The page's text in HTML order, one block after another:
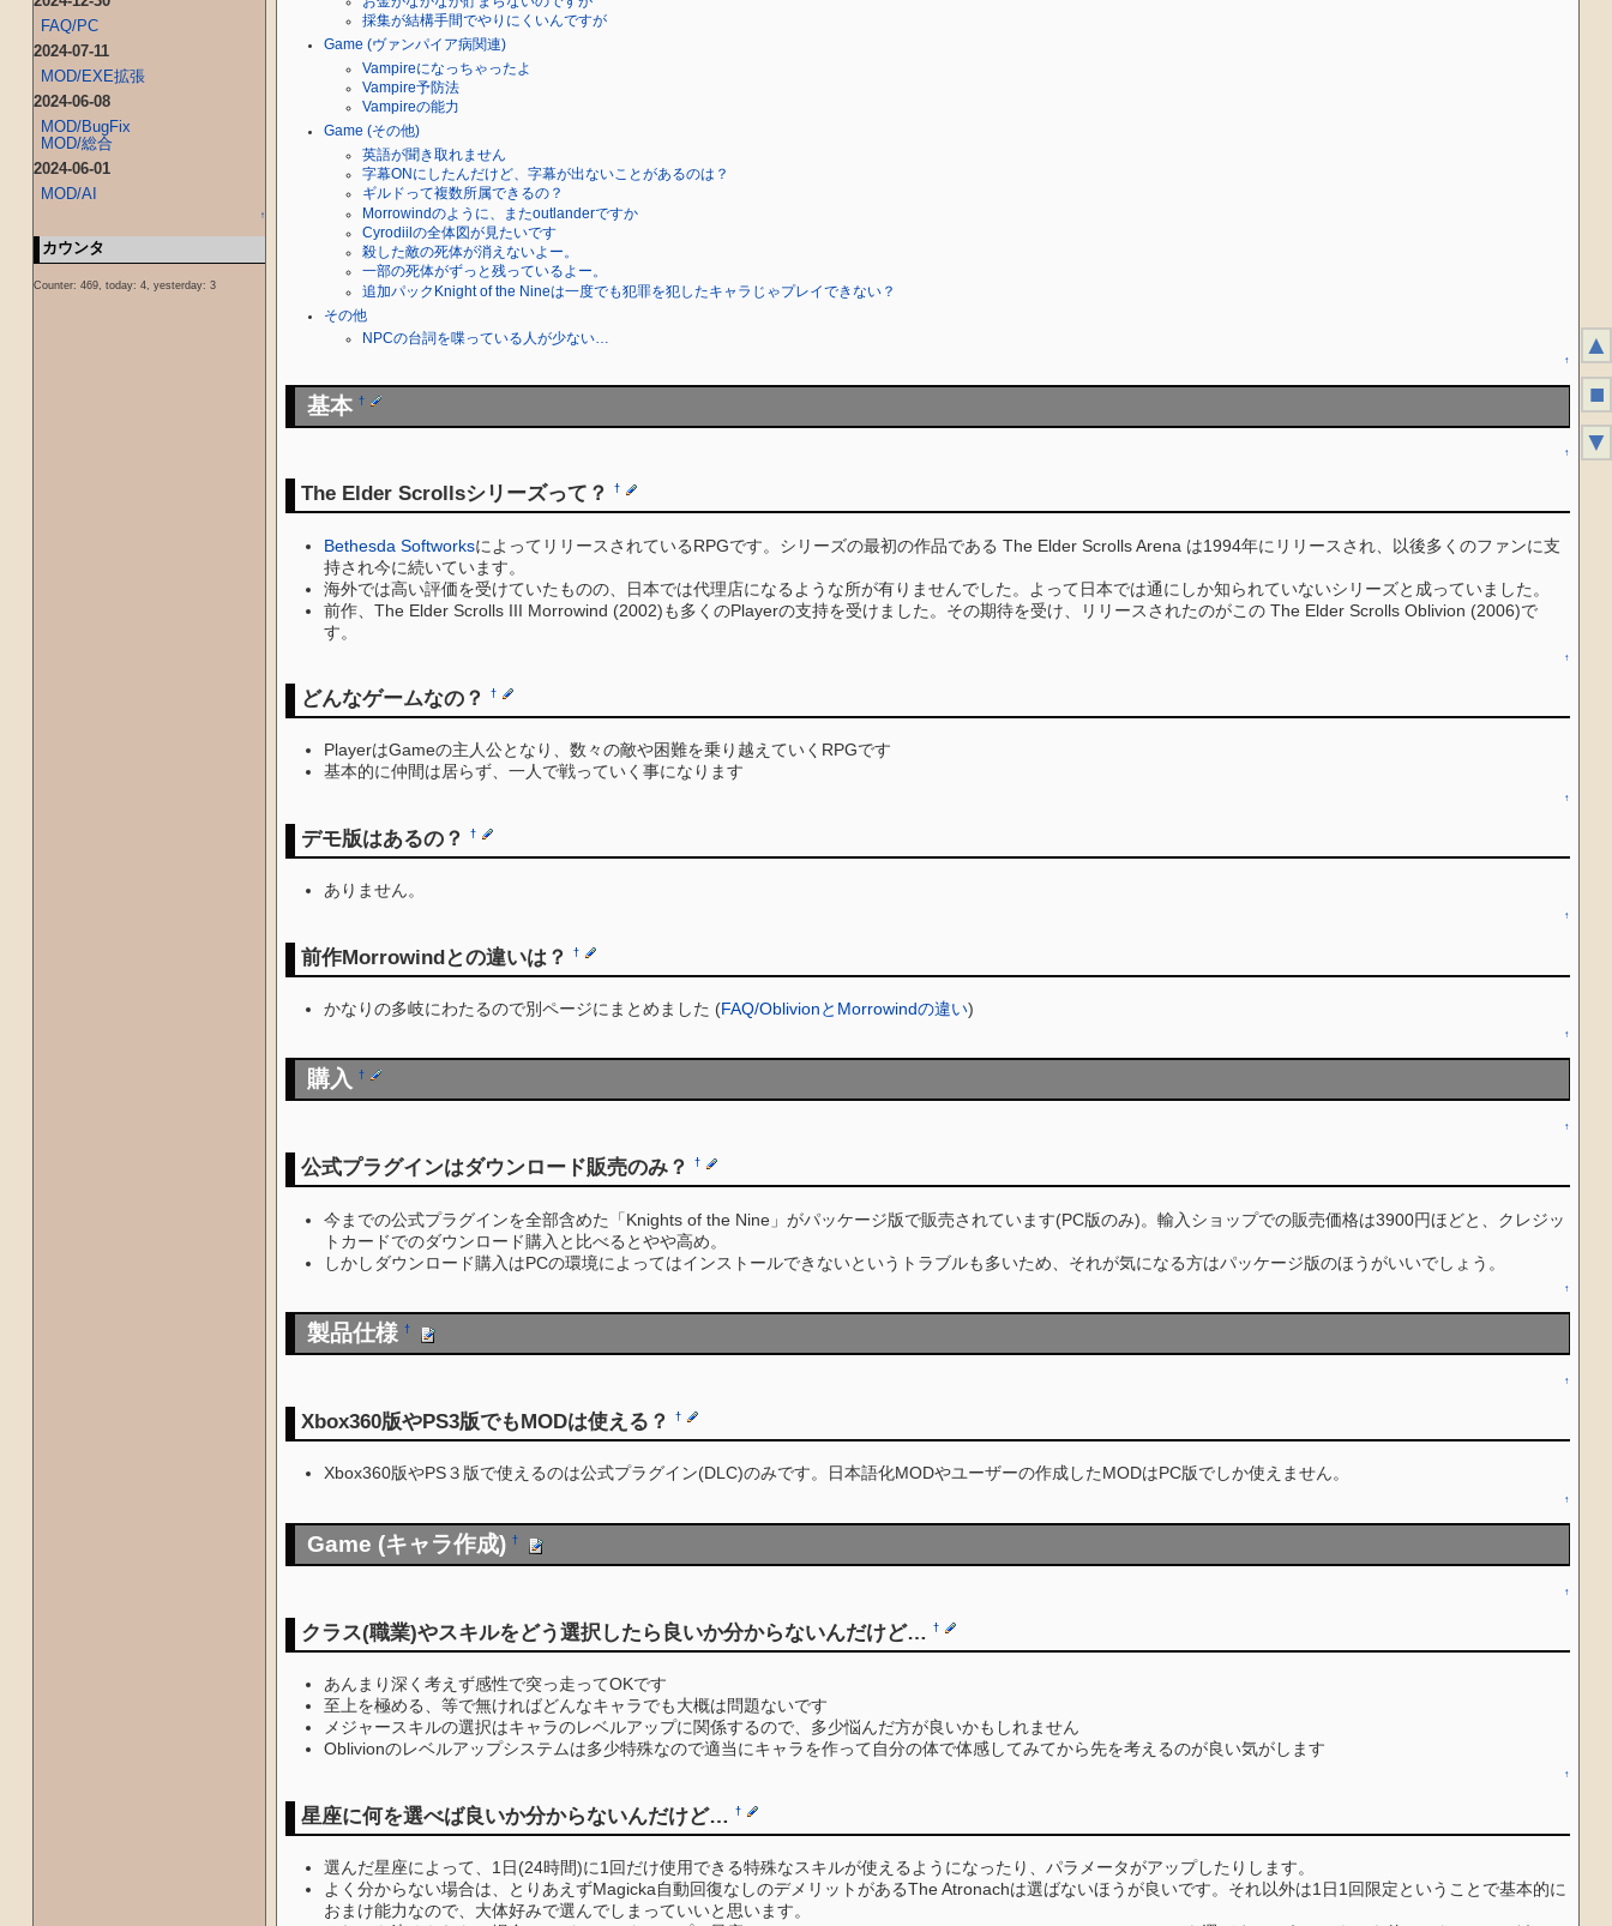
採集が結構手間でやりにくいんですが
Game (ヴァンパイア病関連)
Vampireになっちゃったよ
Vampire予防法
Vampireの能力
Game (その他)
英語が聞き取れません
字幕ONにしたんだけど、字幕が出ないことがあるのは？
ギルドって複数所属できるの？
Morrowindのように、またoutlanderですか
Cyrodiilの全体図が見たいです
殺した敵の死体が消えないよー。
一部の死体がずっと残っているよー。
追加パックKnight of the Nineは一度でも犯罪を犯したキャラじゃプレイできない？
その他
NPCの台詞を喋っている人が少ない…
↑
基本 †
↑
The Elder Scrollsシリーズって？ †
Bethesda SoftworksによってリリースされているRPGです。シリーズの最初の作品である The Elder Scrolls Arena は1994年にリリースされ、以後多くのファンに支
持され今に続いています。
海外では高い評価を受けていたものの、日本では代理店になるような所が有りませんでした。よって日本では通にしか知られていないシリーズと成っていました。
前作、The Elder Scrolls III Morrowind (2002)も多くのPlayerの支持を受けました。その期待を受け、リリースされたのがこの The Elder Scrolls Oblivion (2006)で
す。
↑
どんなゲームなの？ †
PlayerはGameの主人公となり、数々の敵や困難を乗り越えていくRPGです
基本的に仲間は居らず、一人で戦っていく事になります
↑
デモ版はあるの？ †
ありません。
↑
前作Morrowindとの違いは？ †
かなりの多岐にわたるので別ページにまとめました (FAQ/OblivionとMorrowindの違い)
↑
購入 †
↑
公式プラグインはダウンロード販売のみ？ †
今までの公式プラグインを全部含めた「Knights of the Nine」がパッケージ版で販売されています(PC版のみ)。輸入ショップでの販売価格は3900円ほどと、クレジッ
トカードでのダウンロード購入と比べるとやや高め。
しかしダウンロード購入はPCの環境によってはインストールできないというトラブルも多いため、それが気になる方はパッケージ版のほうがいいでしょう。
↑
製品仕様 †
↑
Xbox360版やPS3版でもMODは使える？ †
Xbox360版やPS３版で使えるのは公式プラグイン(DLC)のみです。日本語化MODやユーザーの作成したMODはPC版でしか使えません。
↑
Game (キャラ作成) †
↑
クラス(職業)やスキルをどう選択したら良いか分からないんだけど… †
あんまり深く考えず感性で突っ走ってOKです
至上を極める、等で無ければどんなキャラでも大概は問題ないです
メジャースキルの選択はキャラのレベルアップに関係するので、多少悩んだ方が良いかもしれません
Oblivionのレベルアップシステムは多少特殊なので適当にキャラを作って自分の体で体感してみてから先を考えるのが良い気がします
↑
星座に何を選べば良いか分からないんだけど… †
選んだ星座によって、1日(24時間)に1回だけ使用できる特殊なスキルが使えるようになったり、パラメータがアップしたりします。
よく分からない場合は、とりあえずMagicka自動回復なしのデメリットがあるThe Atronachは選ばないほうが良いです。それ以外は1日1回限定ということで基本的に
おまけ能力なので、大体好みで選んでしまっていいと思います。
FAQ/PC
2024-07-11
MOD/EXE拡張
2024-06-08
MOD/BugFix
MOD/総合
2024-06-01
MOD/AI
↑
カウンタ
Counter: 469, today: 4, yesterday: 3
▲
■
▼